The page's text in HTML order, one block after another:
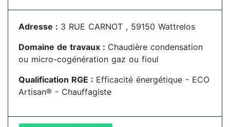
Adresse : 3 RUE CARNOT , 59150 Wattrelos
Domaine de travaux : Chaudière condensation
ou micro-cogénération gaz ou fioul
Qualification RGE : Efficacité énergétique - ECO
Artisan® - Chauffagiste